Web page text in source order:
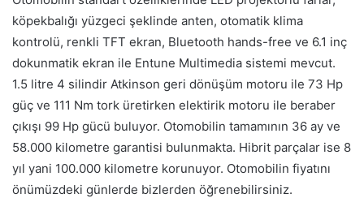
köpekbalığı yüzgeci şeklinde anten, otomatik klima
kontrolü, renkli TFT ekran, Bluetooth hands-free ve 6.1 inç
dokunmatik ekran ile Entune Multimedia sistemi mevcut.
1.5 litre 4 silindir Atkinson geri dönüşüm motoru ile 73 Hp
güç ve 111 Nm tork üretirken elektirik motoru ile beraber
çıkışı 99 Hp gücü buluyor. Otomobilin tamamının 36 ay ve
58.000 kilometre garantisi bulunmakta. Hibrit parçalar ise 8
yıl yani 100.000 kilometre korunuyor. Otomobilin fiyatını
önümüzdeki günlerde bizlerden öğrenebilirsiniz.